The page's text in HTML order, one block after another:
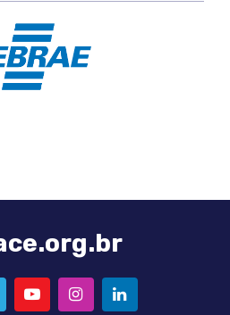
TWITTERYOUTUBEINSTAGRAM
LINKEDIN